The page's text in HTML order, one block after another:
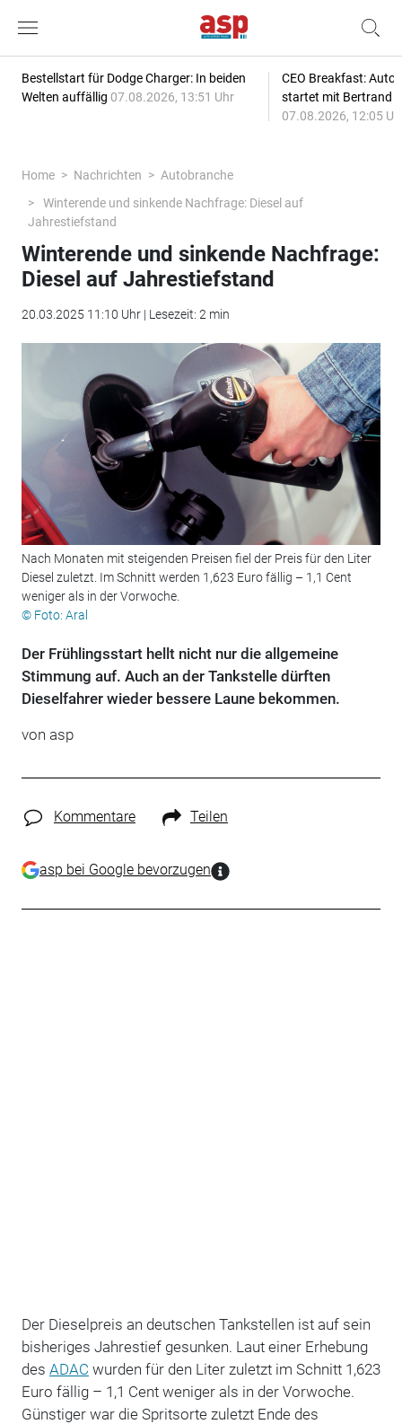
Bestellstart für Dodge Charger: In beiden
Welten auffällig 07.08.2026, 13:51 Uhr
CEO Breakfast:
startet mit Bertrand
07.08.2026, 12:05
Home Nachrichten
Autobranche
Winterende und sinkende Nachfrage: Diesel auf
Jahrestiefstand
Winterende und sinkende Nachfrage:
Diesel auf Jahrestiefstand
20.03.2025 11:10 Uhr | Lesezeit: 2 min
Nach Monaten mit steigenden Preisen fiel der Preis für den Liter
Diesel zuletzt. Im Schnitt werden 1,623 Euro fällig – 1,1 Cent
weniger als in der Vorwoche.
© Foto: Aral
Der Frühlingsstart hellt nicht nur die allgemeine
Stimmung auf. Auch an der Tankstelle dürften
Dieselfahrer wieder bessere Laune bekommen.
von asp
Kommentare Teilen
asp bei Google bevorzugen
Der Dieselpreis an deutschen Tankstellen ist auf sein
bisheriges Jahrestief gesunken. Laut einer Erhebung
des ADAC wurden für den Liter zuletzt im Schnitt 1,623
Euro fällig – 1,1 Cent weniger als in der Vorwoche.
Günstiger war die Spritsorte zuletzt Ende des